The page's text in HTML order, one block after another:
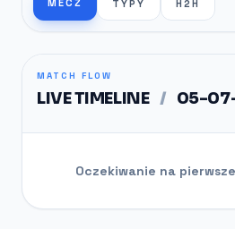
MECZ TYPY H2H
MATCH FLOW
LIVE TIMELINE / 05-
Oczekiwanie na